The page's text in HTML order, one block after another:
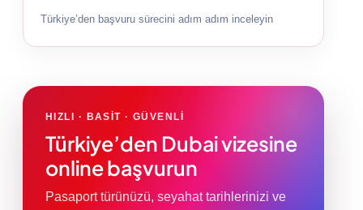
Türkiye’den başvuru sürecini adım adım inceleyin
HIZLI · BASIT · GÜVENLI
Türkiye’den Dubai vizesine
online başvurun
Pasaport türünüzü, seyahat tarihlerinizi ve